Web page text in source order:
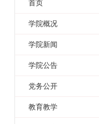
首页
学院概况
学院新闻
学院公告
党务公开
教育教学